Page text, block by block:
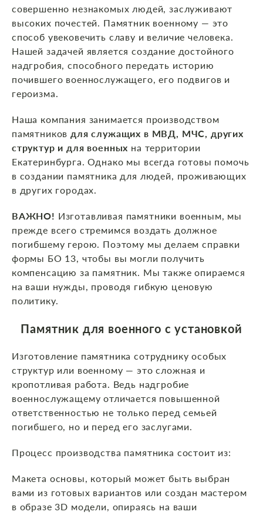
совершенно незнакомых людей, заслуживают
высоких почестей. Памятник военному — это
способ увековечить славу и величие человека.
Нашей задачей является создание достойного
надгробия, способного передать историю
почившего военнослужащего, его подвигов и
героизма.
Наша компания занимается производством
памятников для служащих в МВД, МЧС, других
структур и для военных на территории
Екатеринбурга. Однако мы всегда готовы помочь
в создании памятника для людей, проживающих
в других городах.
ВАЖНО! Изготавливая памятники военным, мы
прежде всего стремимся воздать должное
погибшему герою. Поэтому мы делаем справки
формы БО 13, чтобы вы могли получить
компенсацию за памятник. Мы также опираемся
на ваши нужды, проводя гибкую ценовую
политику.
Памятник для военного с установкой
Изготовление памятника сотруднику особых
структур или военному — это сложная и
кропотливая работа. Ведь надгробие
военнослужащему отличается повышенной
ответственностью не только перед семьей
погибшего, но и перед его заслугами.
Процесс производства памятника состоит из:
Макета основы, который может быть выбран
вами из готовых вариантов или создан мастером
в образе 3D модели, опираясь на ваши